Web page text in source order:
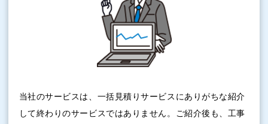
当社のサービスは、一括見積りサービスにありがちな紹介
して終わりのサービスではありません。ご紹介後も、工事